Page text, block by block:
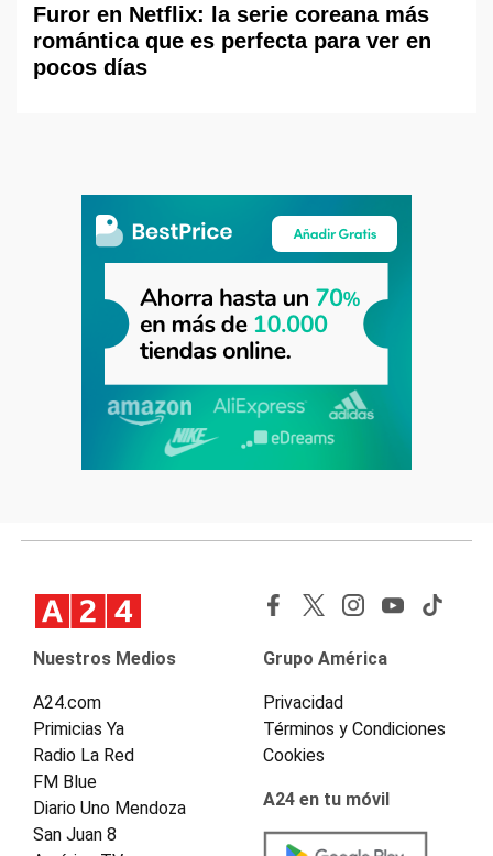
Furor en Netflix: la serie coreana más
romántica que es perfecta para ver en
pocos días
Nuestros Medios
A24.com
Primicias Ya
Radio La Red
FM Blue
Diario Uno Mendoza
San Juan 8
Grupo América
Privacidad
Términos y Condiciones
Cookies
A24 en tu móvil